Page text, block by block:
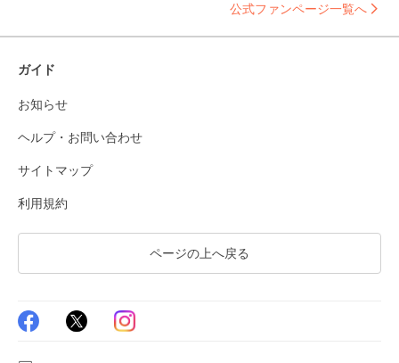
公式ファンページ一覧へ
ガイド
お知らせ
ヘルプ・お問い合わせ
サイトマップ
利用規約
ページの上へ戻る